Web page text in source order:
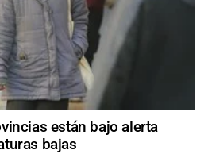
están bajo alerta
bajas